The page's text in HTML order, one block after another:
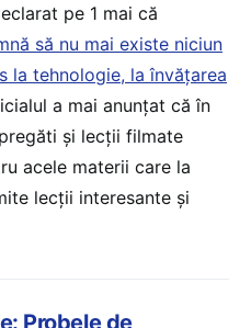
pe 1 mai că
să nu mai existe niciun
la tehnologie, la învățarea
a mai anunțat că în
și lecții filmate
acele materii care la
lecții interesante și
Probele de